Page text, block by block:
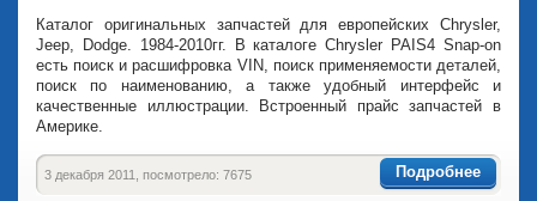
Каталог оригинальных запчастей для европейских Chrysler,
Jeep, Dodge. 1984-2010гг. В каталоге Chrysler PAIS4 Snap-on
есть поиск и расшифровка VIN, поиск применяемости деталей,
поиск по наименованию, а также удобный интерфейс и
качественные иллюстрации. Встроенный прайс запчастей в
Америке.
Подробнее
3 декабря 2011, посмотрело: 7675